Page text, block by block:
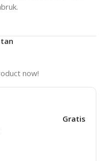
now!
Gratis